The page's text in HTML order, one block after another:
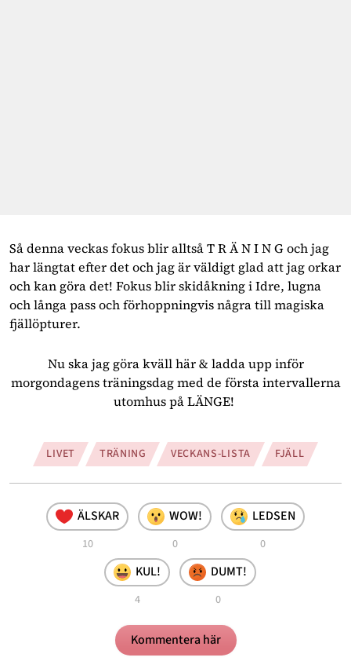
Så denna veckas fokus blir alltså T R Ä N I N G och jag
har längtat efter det och jag är väldigt glad att jag orkar
och kan göra det! Fokus blir skidåkning i Idre, lugna
och långa pass och förhoppningvis några till magiska
fjällöpturer.
Nu ska jag göra kväll här & ladda upp inför
morgondagens träningsdag med de första intervallerna
utomhus på LÄNGE!
LIVET TRÄNING VECKANS-LISTA FJÄLL
ÄLSKAR
10
WOW!
0
LEDSEN
0
KUL!
4
DUMT!
0
Kommentera här